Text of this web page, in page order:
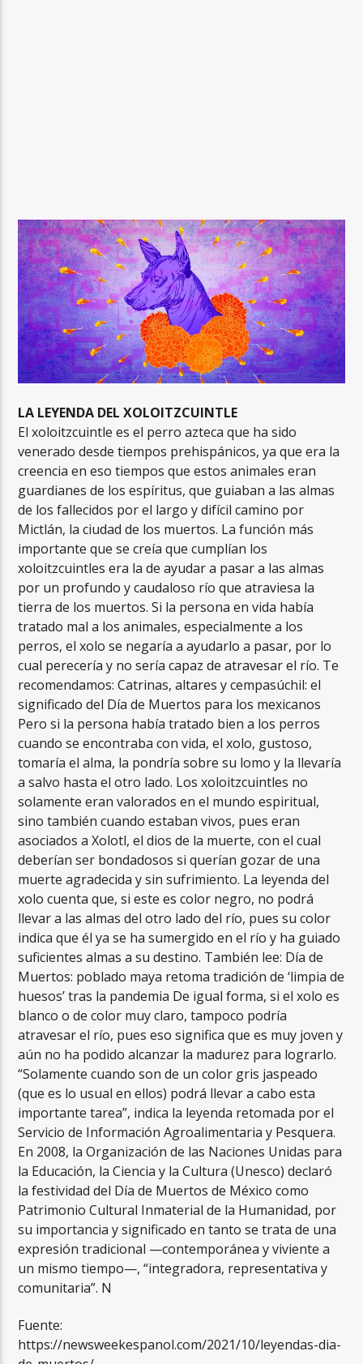
LA LEYENDA DEL XOLOITZCUINTLE
El xoloitzcuintle es el perro azteca que ha sido
venerado desde tiempos prehispánicos, ya que era la
creencia en eso tiempos que estos animales eran
guardianes de los espíritus, que guiaban a las almas
de los fallecidos por el largo y difícil camino por
Mictlán, la ciudad de los muertos. La función más
importante que se creía que cumplían los
xoloitzcuintles era la de ayudar a pasar a las almas
por un profundo y caudaloso río que atraviesa la
tierra de los muertos. Si la persona en vida había
tratado mal a los animales, especialmente a los
perros, el xolo se negaría a ayudarlo a pasar, por lo
cual perecería y no sería capaz de atravesar el río. Te
recomendamos: Catrinas, altares y cempasúchil: el
significado del Día de Muertos para los mexicanos
Pero si la persona había tratado bien a los perros
cuando se encontraba con vida, el xolo, gustoso,
tomaría el alma, la pondría sobre su lomo y la llevaría
a salvo hasta el otro lado. Los xoloitzcuintles no
solamente eran valorados en el mundo espiritual,
sino también cuando estaban vivos, pues eran
asociados a Xolotl, el dios de la muerte, con el cual
deberían ser bondadosos si querían gozar de una
muerte agradecida y sin sufrimiento. La leyenda del
xolo cuenta que, si este es color negro, no podrá
llevar a las almas del otro lado del río, pues su color
indica que él ya se ha sumergido en el río y ha guiado
suficientes almas a su destino. También lee: Día de
Muertos: poblado maya retoma tradición de ‘limpia de
huesos’ tras la pandemia De igual forma, si el xolo es
blanco o de color muy claro, tampoco podría
atravesar el río, pues eso significa que es muy joven y
aún no ha podido alcanzar la madurez para lograrlo.
“Solamente cuando son de un color gris jaspeado
(que es lo usual en ellos) podrá llevar a cabo esta
importante tarea”, indica la leyenda retomada por el
Servicio de Información Agroalimentaria y Pesquera.
En 2008, la Organización de las Naciones Unidas para
la Educación, la Ciencia y la Cultura (Unesco) declaró
la festividad del Día de Muertos de México como
Patrimonio Cultural Inmaterial de la Humanidad, por
su importancia y significado en tanto se trata de una
expresión tradicional —contemporánea y viviente a
un mismo tiempo—, “integradora, representativa y
comunitaria”. N
Fuente:
https://newsweekespanol.com/2021/10/leyendas-dia-